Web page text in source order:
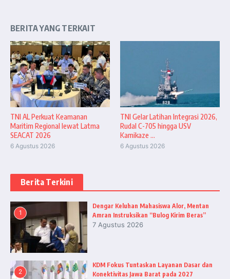
BERITA YANG TERKAIT
TNI AL Perkuat Keamanan
Maritim Regional lewat Latma
SEACAT 2026
6 Agustus 2026
TNI Gelar Latihan Integrasi 2026,
Rudal C-705 hingga USV
Kamikaze ...
6 Agustus 2026
Berita Terkini
1
Dengar Keluhan Mahasiswa Alor, Mentan
Amran Instruksikan “Bulog Kirim Beras”
7 Agustus 2026
2
KDM Fokus Tuntaskan Layanan Dasar dan
Konektivitas Jawa Barat pada 2027